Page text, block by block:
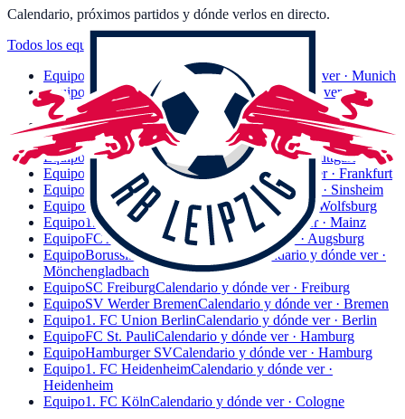
Calendario, próximos partidos y dónde verlos en directo.
Todos los equipos
Equipo FC Bayern MünchenCalendario y dónde ver · Munich
Equipo Bayer 04 Leverkusen
Calendario y dónde ver ·
Leverkusen
EquipoBorussia Dortmund
Calendario y dónde ver ·
Dortmund
Equipo VfB StuttgartCalendario y dónde ver · Stuttgart
Equipo Eintracht FrankfurtCalendario y dónde ver · Frankfurt
Equipo TSG Hoffenheim
Calendario y dónde ver · Sinsheim
Equipo VfL Wolfsburg Calendario y dónde ver · Wolfsburg
Equipo1. FSV Mainz 05
Calendario y dónde ver · Mainz
EquipoFC AugsburgCalendario y dónde ver · Augsburg
EquipoBorussia Mönchengladbach Calendario y dónde ver ·
Mönchengladbach
EquipoSC FreiburgCalendario y dónde ver · Freiburg
EquipoSV Werder BremenCalendario y dónde ver · Bremen
Equipo1. FC Union BerlinCalendario y dónde ver · Berlin
EquipoFC St. PauliCalendario y dónde ver · Hamburg
EquipoHamburger SVCalendario y dónde ver · Hamburg
Equipo1. FC HeidenheimCalendario y dónde ver ·
Heidenheim
Equipo1. FC KölnCalendario y dónde ver · Cologne